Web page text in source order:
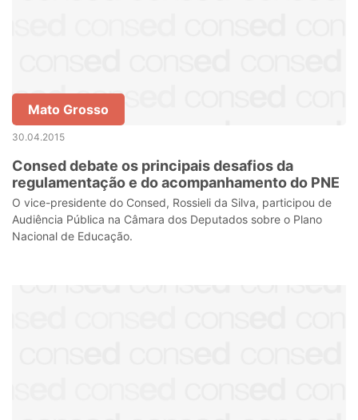
Mato Grosso
30.04.2015
Consed debate os principais desafios da
regulamentação e do acompanhamento do PNE
O vice-presidente do Consed, Rossieli da Silva, participou de
Audiência Pública na Câmara dos Deputados sobre o Plano
Nacional de Educação.